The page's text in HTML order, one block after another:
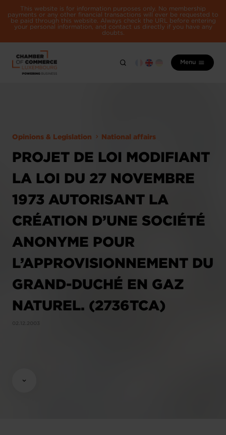
This website is for information purposes only. No membership
payments or any other financial transactions will ever be requested to
be paid through this website. Always check the URL before entering
your personal information, and contact us directly if you have any
doubts.
Menu
Opinions & Legislation National affairs
PROJET DE LOI MODIFIANT
LA LOI DU 27 NOVEMBRE
1973 AUTORISANT LA
CRÉATION D’UNE SOCIÉTÉ
ANONYME POUR
L’APPROVISIONNEMENT DU
GRAND-DUCHÉ EN GAZ
NATUREL. (2736TCA)